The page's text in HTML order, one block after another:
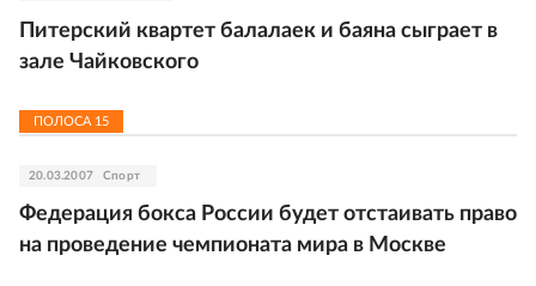
Питерский квартет балалаек и баяна сыграет в
зале Чайковского
ПОЛОСА 15
20.03.2007 Спорт
Федерация бокса России будет отстаивать право
на проведение чемпионата мира в Москве